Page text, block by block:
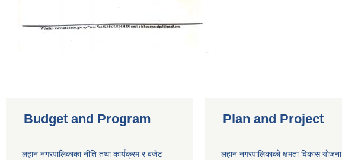
Budget and Program
लहान नगरपालिकाका नीति तथा कार्यक्रम र बजेट
Plan and Project
लहान नगरपालिकाको क्षमता विकास योजना